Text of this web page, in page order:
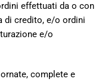
effettuati da o con
di credito, e/o ordini
e/o
complete e